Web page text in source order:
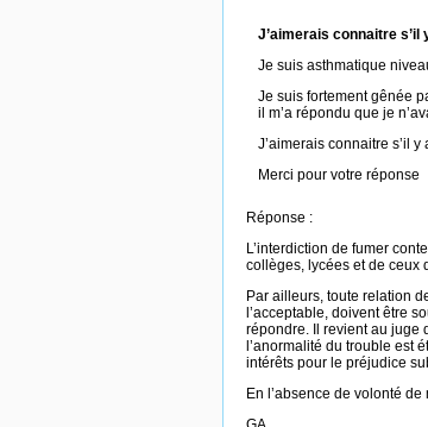
J’aimerais connaitre
Je suis asthmatique
Je suis fortement gênée
il m’a répondu que je
J’aimerais connaitre s’il
Merci pour votre réponse
Réponse :
L’interdiction de fumer
collèges, lycées et de ceux
Par ailleurs, toute relation
l’acceptable, doivent être
répondre. Il revient au juge
l’anormalité du trouble est
intérêts pour le préjudice
En l’absence de volonté